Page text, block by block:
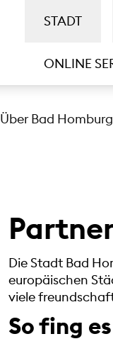
STADT
ONLINE
Über Bad Homburg
Die Stadt Bad
europäischen
viele
So fing